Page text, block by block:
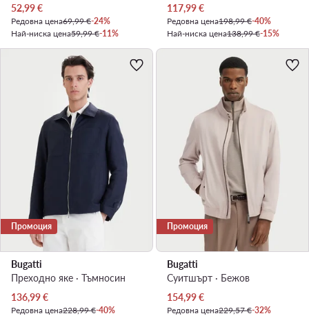
Актуална цена
52,99€
Редовна цена69,99 €-24%
Най-ниска цена59,99 €-11%
Актуална цена
117,99€
Редовна цена198,99 €-40%
Най-ниска цена138,99 €-15%
Промоция
Bugatti
Преходно яке · Тъмносин
Актуална цена
136,99€
Редовна цена228,99 €-40%
Промоция
Bugatti
Суитшърт · Бежов
Актуална цена
154,99€
Редовна цена229,57 €-32%